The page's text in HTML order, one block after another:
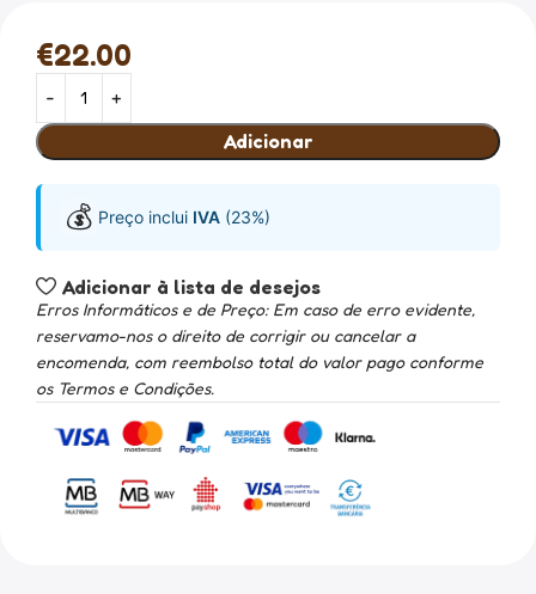
€22.00
Adicionar
💰 Preço inclui IVA (23%)
Adicionar à lista de desejos
Erros Informáticos e de Preço: Em caso de erro evidente,
reservamo-nos o direito de corrigir ou cancelar a
encomenda, com reembolso total do valor pago conforme
os Termos e Condições.